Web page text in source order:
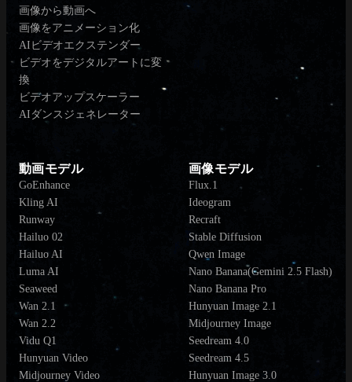
画像から動画へ
画像をアニメーション化
AIビデオエクステンダー
ビデオをデジタルアートに変
換
ビデオアップスケーラー
AIダンスジェネレーター
動画モデル
GoEnhance
Kling AI
Runway
Hailuo 02
Hailuo AI
Luma AI
Seaweed
Wan 2.1
Wan 2.2
Vidu Q1
Hunyuan Video
Midjourney Video
画像モデル
Flux.1
Ideogram
Recraft
Stable Diffusion
Qwen Image
Nano Banana(Gemini 2.5 Flash)
Nano Banana Pro
Hunyuan Image 2.1
Midjourney Image
Seedream 4.0
Seedream 4.5
Hunyuan Image 3.0